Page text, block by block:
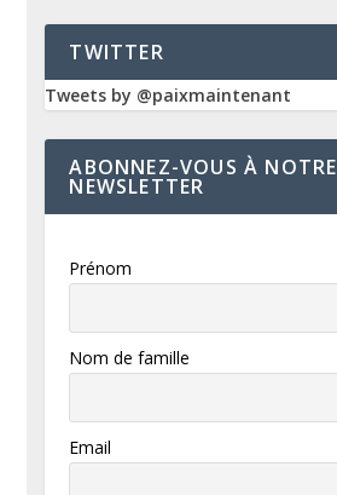
TWITTER
Tweets by @paixmaintenant
ABONNEZ-VOUS À NOTRE
NEWSLETTER
Prénom
Nom de famille
Email